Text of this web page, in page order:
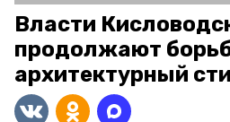
Власти
продолжают
архитектурный